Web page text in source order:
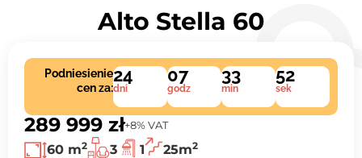
Alto Stella 60
Podniesienie
cen za:
24
dni
07
godz
33
min
51
sek
289 999 zł+8% VAT
60 m2 3 1 25m2